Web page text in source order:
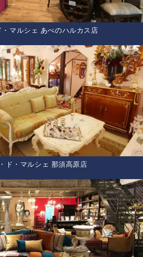
・マルシェ あべのハルカス店
ド・マルシェ 那須高原店